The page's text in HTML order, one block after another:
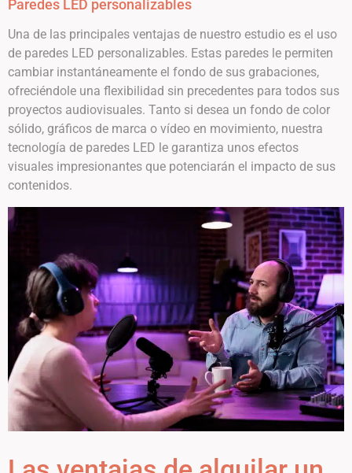
Paredes LED personalizables
Una de las principales ventajas de nuestro estudio es el uso
de paredes LED personalizables. Estas paredes le permiten
cambiar instantáneamente el fondo de sus grabaciones,
ofreciéndole una flexibilidad sin precedentes para todos sus
proyectos audiovisuales. Tanto si desea un fondo de color
sólido, gráficos de marca o vídeo en movimiento, nuestra
tecnología de paredes LED le garantiza unos efectos
visuales impresionantes que potenciarán el impacto de sus
contenidos.